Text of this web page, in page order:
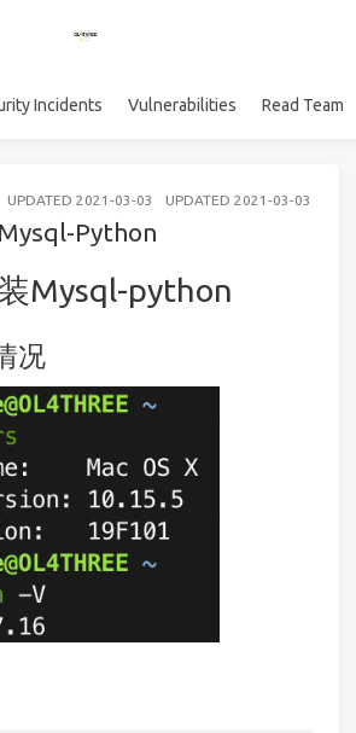
Incidents Vulnerabilities Read Team
UPDATED 2021-03-03 UPDATED 2021-03-03
Python
Mysql-python
况